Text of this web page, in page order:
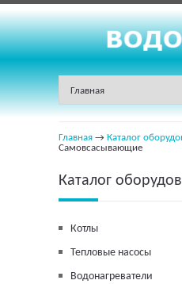
Главная → Каталог
Самовсасывающие
Каталог
Котлы
Тепловые насосы
Водонагреватели